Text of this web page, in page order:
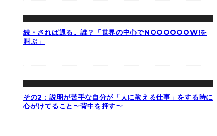
続・されば通る。誰？「世界の中心でNOOOOOOW!を
叫ぶ」
その2：説明が苦手な自分が「人に教える仕事」をする時に
心がけてること〜背中を押す〜